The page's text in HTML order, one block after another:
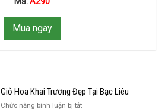
Mua ngay
Giỏ Hoa Khai Trương Đẹp Tại Bạc Liêu
Chức năng bình luận bị tắtở